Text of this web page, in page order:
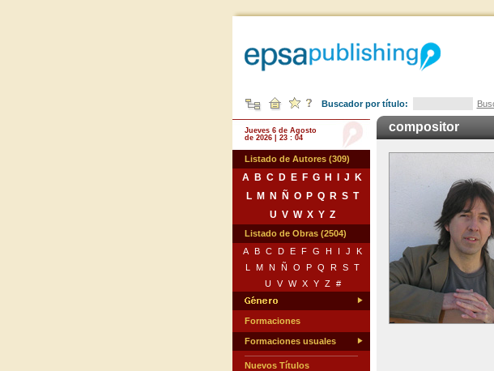
Buscador por título:
Jueves 6 de Agosto
de 2026 | 23 : 04
Listado de Autores (309)
A B C D E F G H J
K
L
M N Ñ O P Q R S T
U V W X Y Z
Listado de Obras (2504)
A
B C D E F G H I J
K
L
M N Ñ O P Q R S T
U
V W X Y Z #
Formaciones
Formaciones usuales
Nuevos Títulos
compositor